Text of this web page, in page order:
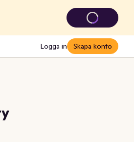
Logga in Skapa konto